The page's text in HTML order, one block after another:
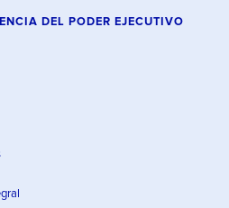
DEL PODER EJECUTIVO